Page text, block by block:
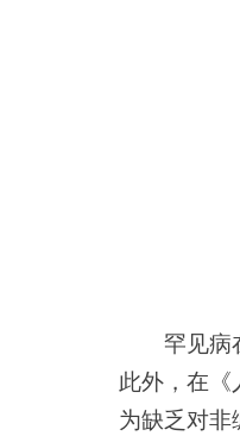
罕见病
此外，在《
为缺乏对非